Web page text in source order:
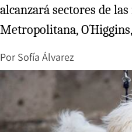
alcanzará sectores de
Metropolitana,
Por Sofía Álvarez